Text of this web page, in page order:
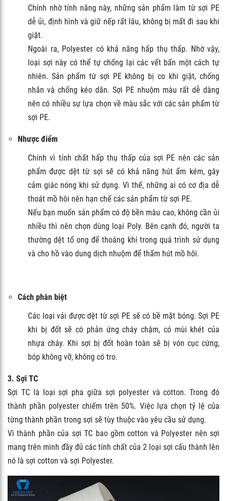
Chính nhờ tính năng này, những sản phẩm làm từ sợi PE
dễ ủi, định hình và giữ nếp rất lâu, không bị mất đi sau khi
giặt.
Ngoài ra, Polyester có khả năng hấp thụ thấp. Nhờ vậy,
loại sợi này có thể tự chống lại các vết bẩn một cách tự
nhiên. Sản phẩm từ sợi PE không bị co khi giặt, chống
nhăn và chống kéo dãn. Sợi PE nhuộm màu rất dễ dàng
nên có nhiều sự lựa chọn về màu sắc với các sản phẩm từ
sợi PE.
Nhược điểm
Chính vì tính chất hấp thụ thấp của sợi PE nên các sản
phẩm được dệt từ sợi sẽ có khả năng hút ẩm kém, gây
cảm giác nóng khi sử dụng. Vì thế, những ai có cơ địa dễ
thoát mồ hôi nên hạn chế các sản phẩm từ sợi PE.
Nếu bạn muốn sản phẩm có độ bền màu cao, không cần ủi
nhiều thì nên chọn dùng loại Poly. Bên cạnh đó, người ta
thường dệt tổ ong để thoáng khí trong quá trình sử dụng
và cho hồ vào dung dịch nhuộm để thấm hút mồ hôi.
Cách phân biệt
Các loại vải được dệt từ sợi PE sẽ có bề mặt bóng. Sợi PE
khi bị đốt sẽ có phản ứng cháy chậm, có mùi khét của
nhựa cháy. Khi sợi bị đốt hoàn toàn sẽ bị vón cục cứng,
bóp không vỡ, không có tro.
3. Sợi TC
Sợi TC là loại sợi pha giữa sợi polyester và cotton. Trong đó
thành phần polyester chiếm trên 50%. Việc lựa chọn tỷ lệ của
từng thành phần trong sợi sẽ tùy thuộc vào yêu cầu sử dụng.
Vì thành phần của sợi TC bao gồm cotton và Polyester nên sợi
mang trên mình đầy đủ các tính chất của 2 loại sợi cấu thành lên
nó là sợi cotton và sợi Polyester.